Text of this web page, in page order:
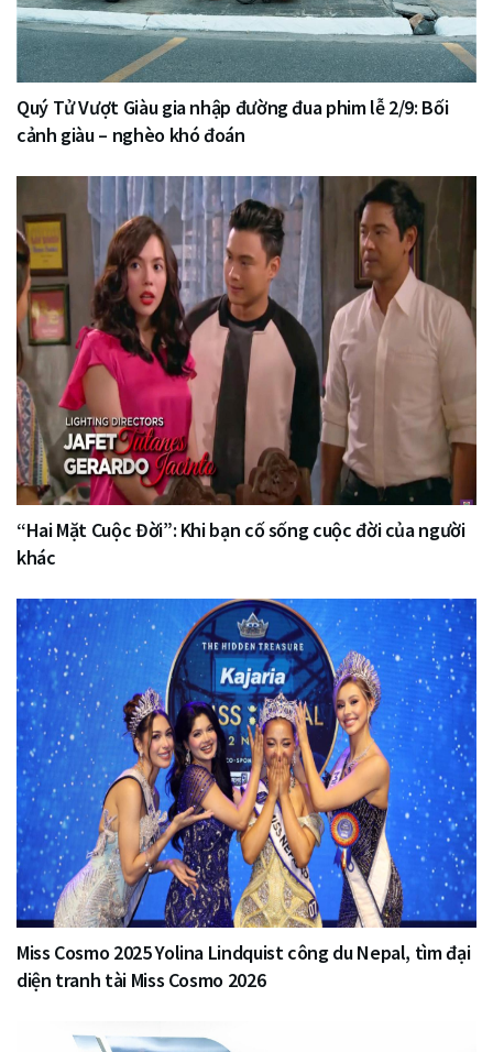
Quý Tử Vượt Giàu gia nhập đường đua phim lễ 2/9: Bối
cảnh giàu – nghèo khó đoán
“Hai Mặt Cuộc Đời”: Khi bạn cố sống cuộc đời của người
khác
Miss Cosmo 2025 Yolina Lindquist công du Nepal, tìm đại
diện tranh tài Miss Cosmo 2026